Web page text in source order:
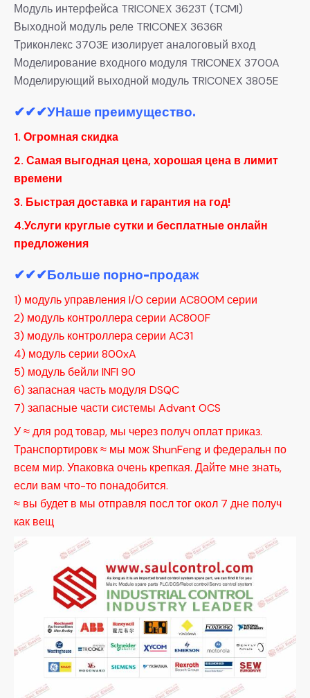
Модуль интерфейса TRICONEX 3623T (TCMI)
Выходной модуль реле TRICONEX 3636R
Триконлекс 3703E изолирует аналоговый вход
Моделирование входного модуля TRICONEX 3700A
Моделирующий выходной модуль TRICONEX 3805E
✔✔✔УНаше преимущество.
1. Огромная скидка
2. Самая выгодная цена, хорошая цена в лимит
времени
3. Быстрая доставка и гарантия на год!
4.Услуги круглые сутки и бесплатные онлайн
предложения
✔✔✔Больше порно-продаж
1) модуль управления I/O серии AC800M серии
2) модуль контроллера серии AC800F
3) модуль контроллера серии AC31
4) модуль серии 800xA
5) модуль бейли INFI 90
6) запасная часть модуля DSQC
7) запасные части системы Advant OCS
У ≈ для род товар, мы через получ оплат приказ.
Транспортировк ≈ мы мож ShunFeng и федеральн по
всем мир. Упаковка очень крепкая. Дайте мне знать,
если вам что-то понадобится.
≈ вы будет в мы отправля посл тог окол 7 дне получ
как вещ